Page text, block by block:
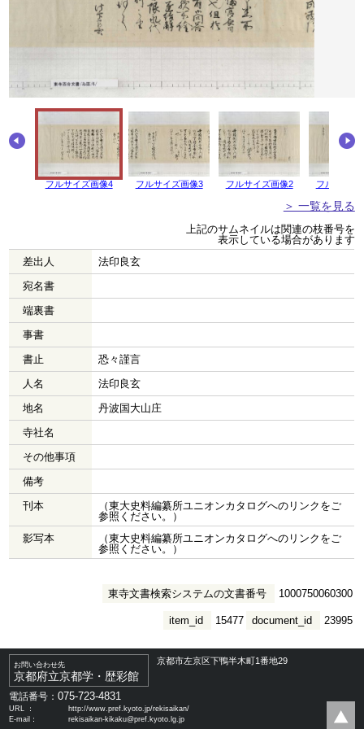
フルサイズ画像4 フルサイズ画像3 フルサイズ画像2 フルサイズ
＞ 一覧を見る
上記のサムネイルは関連の枝番号を
表示している場合があります
差出人
法印良玄
宛名書
端裏書
事書
書止
恐々謹言
人名
法印良玄
地名
丹波国大山庄
寺社名
その他事項
備考
刊本
（東大史料編纂所ユニオンカタログへのリンクをご
参照ください。）
影写本
（東大史料編纂所ユニオンカタログへのリンクをご
参照ください。）
東寺文書検索システムの文書番号 1000750060300
document_id 23995
item_id 15477
お問い合わせ先
京都府立京都学・歴彩館
京都市左京区下鴨半木町1番地29
電話番号：075-723-4831
URL ：
http://www.pref.kyoto.jp/rekisaikan/
E-mail：
rekisaikan-kikaku@pref.kyoto.lg.jp